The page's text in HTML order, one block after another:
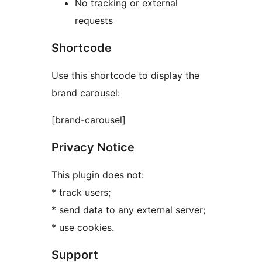
No tracking or external
requests
Shortcode
Use this shortcode to display the
brand carousel:
[brand-carousel]
Privacy Notice
This plugin does not:
* track users;
* send data to any external server;
* use cookies.
Support